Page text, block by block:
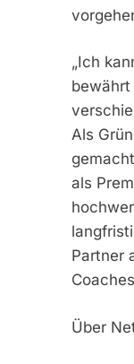
„Ich
bewährt
Als
als
Partner
Über